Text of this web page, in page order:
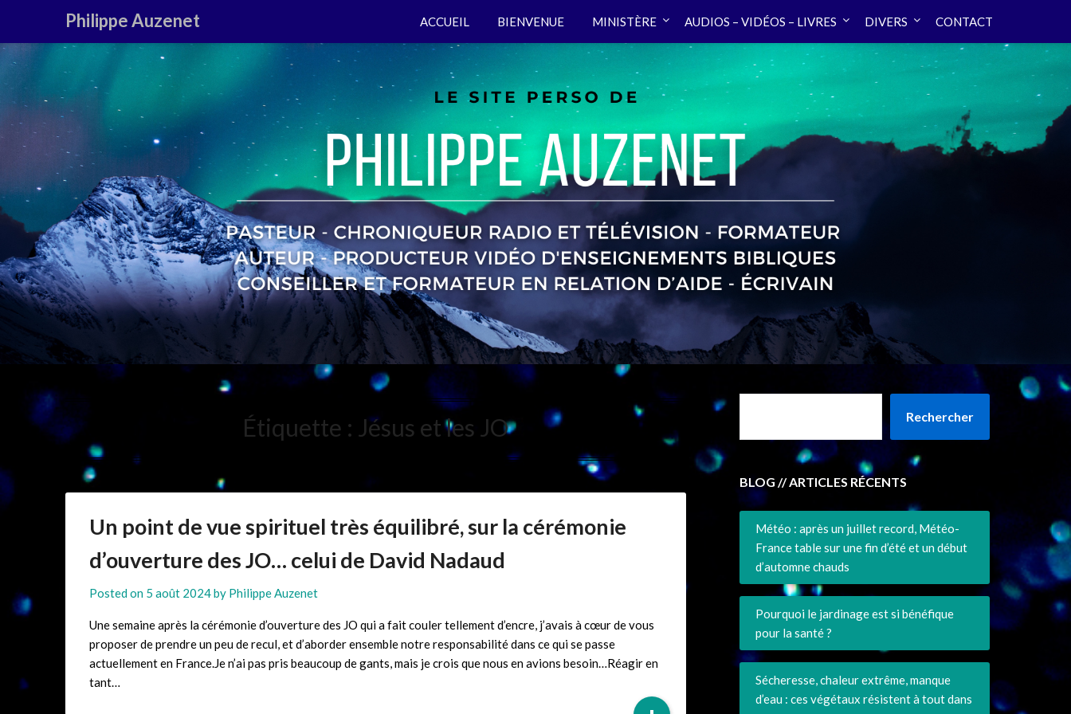
Philippe Auzenet ACCUEIL BIENVENUE MINISTÈRE AUDIOS – VIDÉOS – LIVRES DIVERS CONTACT
Étiquette : Jésus et les JO
Un point de vue spirituel très équilibré, sur la cérémonie
d’ouverture des JO… celui de David Nadaud
Posted on 5 août 2024by Philippe Auzenet
Une semaine après la cérémonie d’ouverture des JO qui a fait couler tellement d’encre, j’avais à cœur de vous
proposer de prendre un peu de recul, et d’aborder ensemble notre responsabilité dans ce qui se passe
actuellement en France.Je n’ai pas pris beaucoup de gants, mais je crois que nous en avions besoin…Réagir en
tant…
Rechercher
BLOG // ARTICLES RÉCENTS
Météo : après un juillet record, Météo-
France table sur une fin d’été et un début
d’automne chauds
Pourquoi le jardinage est si bénéfique
pour la santé ?
Sécheresse, chaleur extrême, manque
d’eau : ces végétaux résistent à tout dans